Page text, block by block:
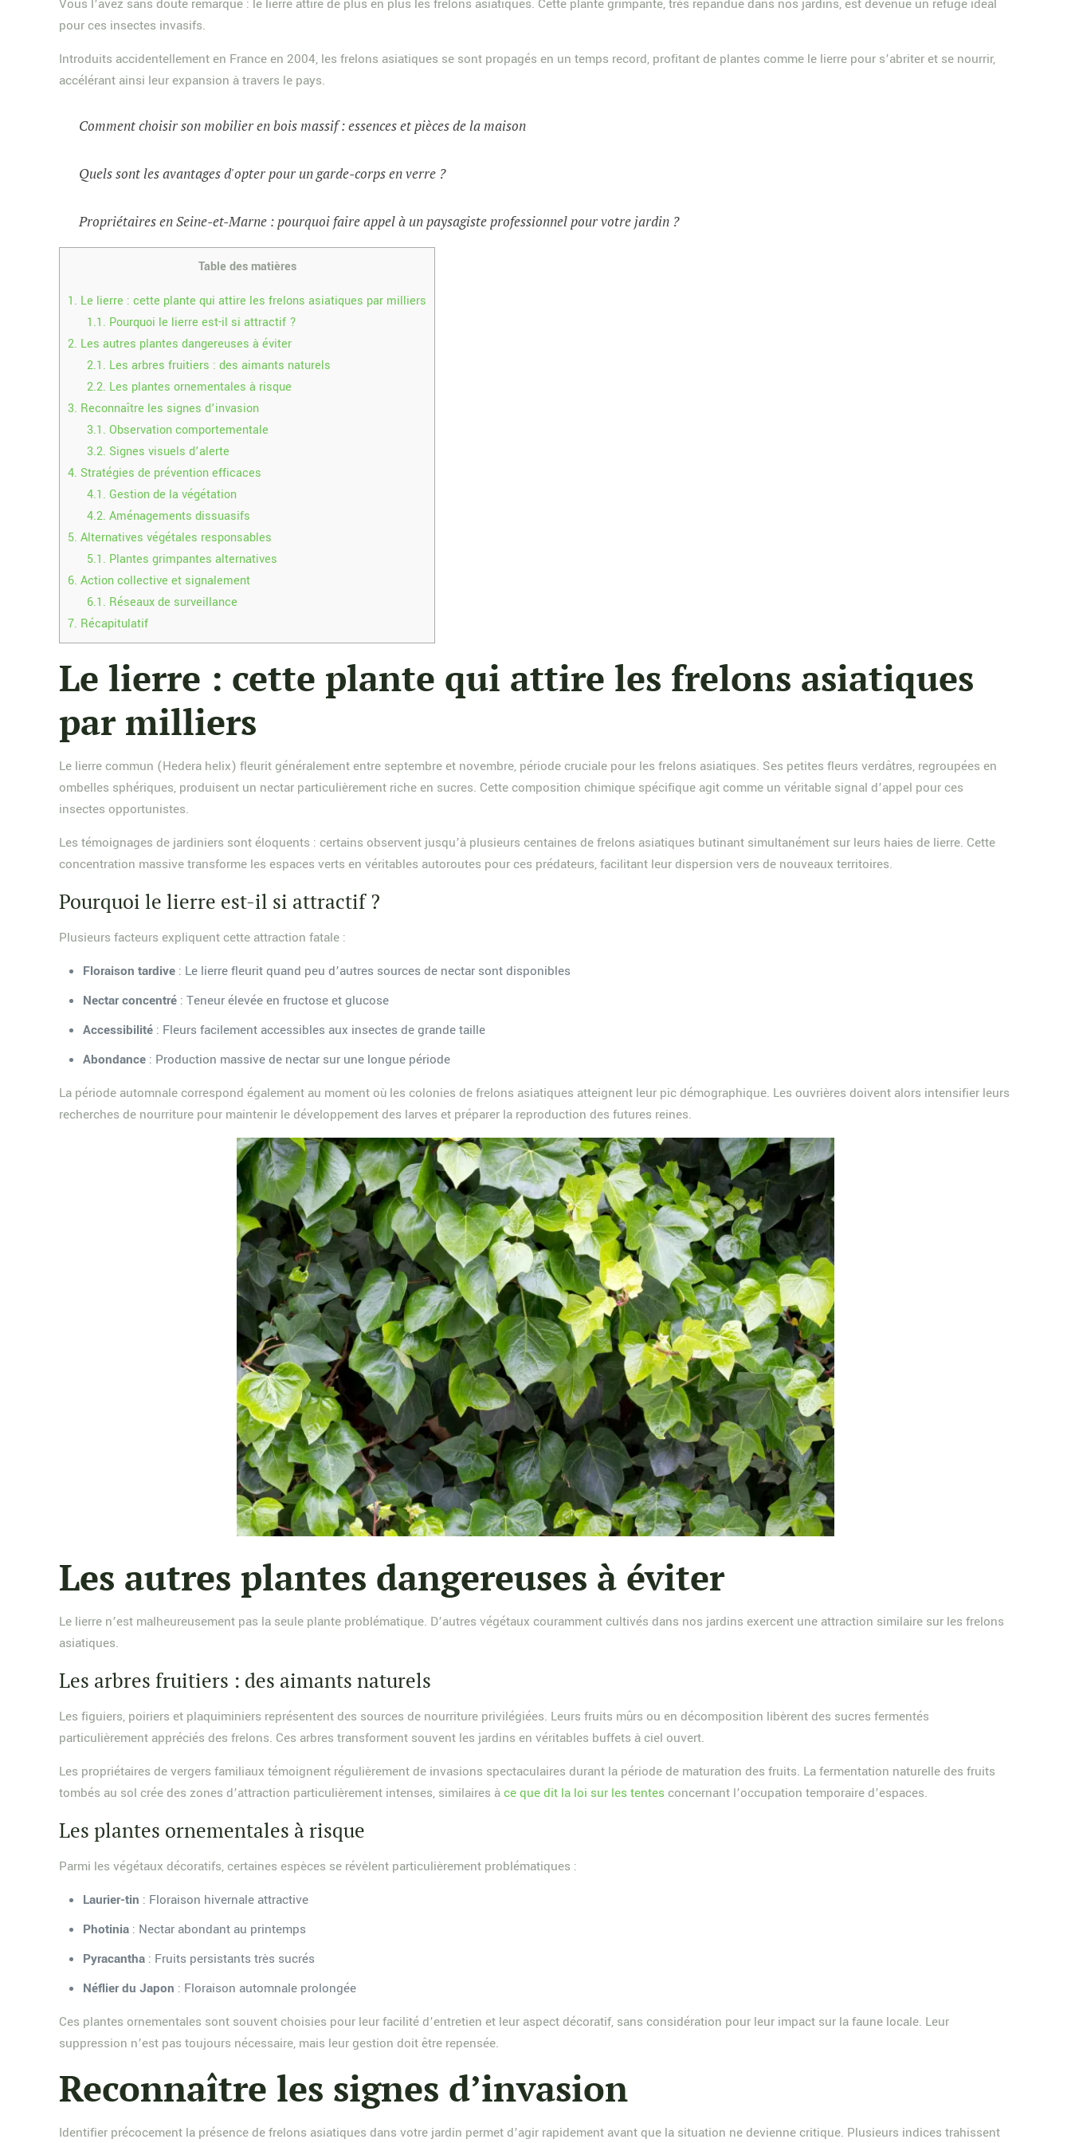
Vous l’avez sans doute remarqué : le lierre attire de plus en plus les frelons asiatiques. Cette plante grimpante, très répandue dans nos jardins, est devenue un refuge idéal
pour ces insectes invasifs.
Introduits accidentellement en France en 2004, les frelons asiatiques se sont propagés en un temps record, profitant de plantes comme le lierre pour s’abriter et se nourrir,
accélérant ainsi leur expansion à travers le pays.
Comment choisir son mobilier en bois massif : essences et pièces de la maison
Quels sont les avantages d'opter pour un garde-corps en verre ?
Propriétaires en Seine-et-Marne : pourquoi faire appel à un paysagiste professionnel pour votre jardin ?
Table des matières
1. Le lierre : cette plante qui attire les frelons asiatiques par milliers
1.1. Pourquoi le lierre est-il si attractif ?
2. Les autres plantes dangereuses à éviter
2.1. Les arbres fruitiers : des aimants naturels
2.2. Les plantes ornementales à risque
3. Reconnaître les signes d’invasion
3.1. Observation comportementale
3.2. Signes visuels d’alerte
4. Stratégies de prévention efficaces
4.1. Gestion de la végétation
4.2. Aménagements dissuasifs
5. Alternatives végétales responsables
5.1. Plantes grimpantes alternatives
6. Action collective et signalement
6.1. Réseaux de surveillance
7. Récapitulatif
Le lierre : cette plante qui attire les frelons asiatiques
par milliers
Le lierre commun (Hedera helix) fleurit généralement entre septembre et novembre, période cruciale pour les frelons asiatiques. Ses petites fleurs verdâtres, regroupées en
ombelles sphériques, produisent un nectar particulièrement riche en sucres. Cette composition chimique spécifique agit comme un véritable signal d’appel pour ces
insectes opportunistes.
Les témoignages de jardiniers sont éloquents : certains observent jusqu’à plusieurs centaines de frelons asiatiques butinant simultanément sur leurs haies de lierre. Cette
concentration massive transforme les espaces verts en véritables autoroutes pour ces prédateurs, facilitant leur dispersion vers de nouveaux territoires.
Pourquoi le lierre est-il si attractif ?
Plusieurs facteurs expliquent cette attraction fatale :
Floraison tardive : Le lierre fleurit quand peu d’autres sources de nectar sont disponibles
Nectar concentré : Teneur élevée en fructose et glucose
Accessibilité : Fleurs facilement accessibles aux insectes de grande taille
Abondance : Production massive de nectar sur une longue période
La période automnale correspond également au moment où les colonies de frelons asiatiques atteignent leur pic démographique. Les ouvrières doivent alors intensifier leurs
recherches de nourriture pour maintenir le développement des larves et préparer la reproduction des futures reines.
Les autres plantes dangereuses à éviter
Le lierre n’est malheureusement pas la seule plante problématique. D’autres végétaux couramment cultivés dans nos jardins exercent une attraction similaire sur les frelons
asiatiques.
Les arbres fruitiers : des aimants naturels
Les figuiers, poiriers et plaquiminiers représentent des sources de nourriture privilégiées. Leurs fruits mûrs ou en décomposition libèrent des sucres fermentés
particulièrement appréciés des frelons. Ces arbres transforment souvent les jardins en véritables buffets à ciel ouvert.
Les propriétaires de vergers familiaux témoignent régulièrement de invasions spectaculaires durant la période de maturation des fruits. La fermentation naturelle des fruits
tombés au sol crée des zones d’attraction particulièrement intenses, similaires àce que dit la loi sur les tentesconcernant l’occupation temporaire d’espaces.
Les plantes ornementales à risque
Parmi les végétaux décoratifs, certaines espèces se révèlent particulièrement problématiques :
Laurier-tin : Floraison hivernale attractive
Photinia : Nectar abondant au printemps
Pyracantha : Fruits persistants très sucrés
Néflier du Japon : Floraison automnale prolongée
Ces plantes ornementales sont souvent choisies pour leur facilité d’entretien et leur aspect décoratif, sans considération pour leur impact sur la faune locale. Leur
suppression n’est pas toujours nécessaire, mais leur gestion doit être repensée.
Reconnaître les signes d’invasion
Identifier précocement la présence de frelons asiatiques dans votre jardin permet d’agir rapidement avant que la situation ne devienne critique. Plusieurs indices trahissent